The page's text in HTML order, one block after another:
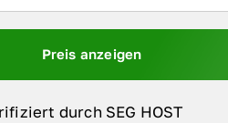
Preis anzeigen
durch SEG HOST